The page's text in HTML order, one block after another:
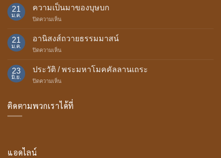
ถวาย
พรรษา
21
ม.ค.
ความเป็นมาของบุษบก
ปิดความเห็น
ของ
21
ม.ค.
อานิสงส์ถวายธรรมมาสน์
ปิดความเห็น
ถวาย
มา
23
มิ.ย.
ประวัติ / พระมหาโมคคัลลานเถระ
ปิดความเห็น
พระ
ติดตามพวกเราได้ที่
แอดไลน์